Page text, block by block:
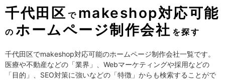
千代田区 で makeshop対応可能
の ホームページ制作会社 を探す
千代田区でmakeshop対応可能のホームページ制作会社一覧です。
医療や不動産などの「業界」、Webマーケティングや採用などの
「目的」、SEO対策に強いなどの「特徴」からも検索することがで